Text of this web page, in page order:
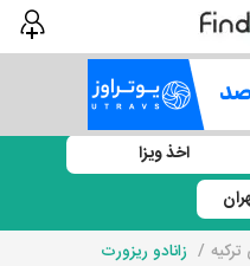
اخذ ویزا
زانادو ریزورت